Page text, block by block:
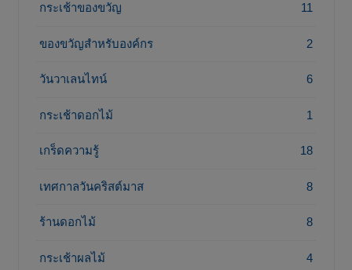
กระเช้าของขวัญ 11
ของขวัญสำหรับองค์กร 2
วันวาเลนไทน์ 6
กระเช้าดอกไม้ 1
เกร็ดความรู้ 18
เทศกาลวันคริสต์มาส 8
ร้านดอกไม้ 8
กระเช้าผลไม้ 4